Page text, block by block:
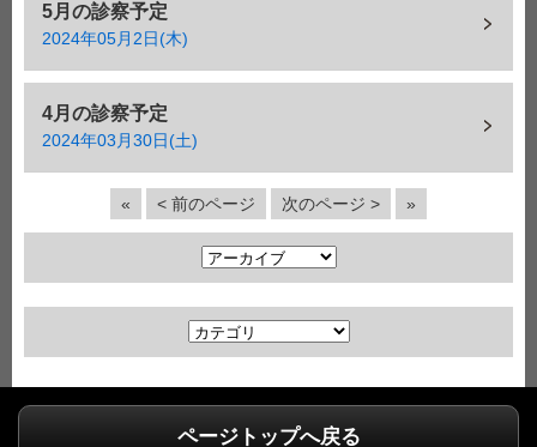
5月の診察予定
2024年05月2日(木)
4月の診察予定
2024年03月30日(土)
« < 前のページ 次のページ > »
ア
ー
カ
イ
ブ
カ
テ
ゴ
リ
ー
ページトップへ戻る